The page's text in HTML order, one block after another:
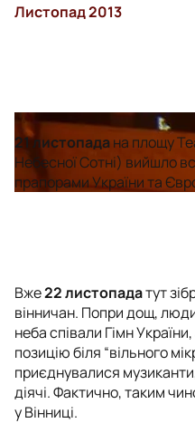
Листопад 2013
21 листопадана площу
Небесної Сотні) вийшло
прапорами України та
Вже22 листопадатут
вінничан. Попри дощ,
неба співали Гімн
позицію біля “вільного
приєднувалися
діячі. Фактично, таким
у Вінниці.